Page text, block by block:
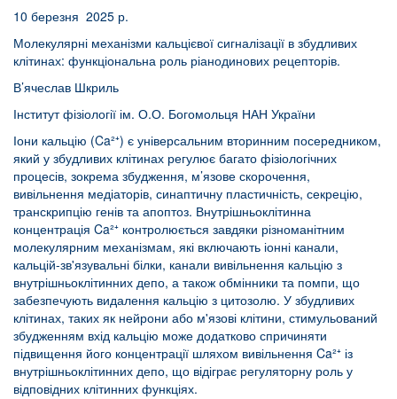
10 березня 2025 р.
Молекулярні механізми кальцієвої сигналізації в збудливих
клітинах: функціональна роль ріанодинових рецепторів.
В’ячеслав Шкриль
Інститут фізіології ім. О.О. Богомольця НАН України
Іони кальцію (Ca²⁺) є універсальним вторинним посередником,
який у збудливих клітинах регулює багато фізіологічних
процесів, зокрема збудження, м’язове скорочення,
вивільнення медіаторів, синаптичну пластичність, секрецію,
транскрипцію генів та апоптоз. Внутрішньоклітинна
концентрація Ca²⁺ контролюється завдяки різноманітним
молекулярним механізмам, які включають іонні канали,
кальцій-зв'язувальні білки, канали вивільнення кальцію з
внутрішньоклітинних депо, а також обмінники та помпи, що
забезпечують видалення кальцію з цитозолю. У збудливих
клітинах, таких як нейрони або м'язові клітини, стимульований
збудженням вхід кальцію може додатково спричиняти
підвищення його концентрації шляхом вивільнення Ca²⁺ із
внутрішньоклітинних депо, що відіграє регуляторну роль у
відповідних клітинних функціях.